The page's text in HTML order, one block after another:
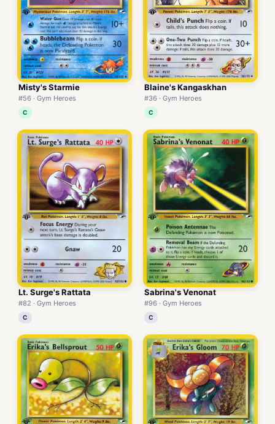
Misty's Starmie
#56 · Gym Heroes
C
Blaine's Kangaskhan
#36 · Gym Heroes
C
Lt. Surge's Rattata
#82 · Gym Heroes
C
Sabrina's Venonat
#96 · Gym Heroes
C